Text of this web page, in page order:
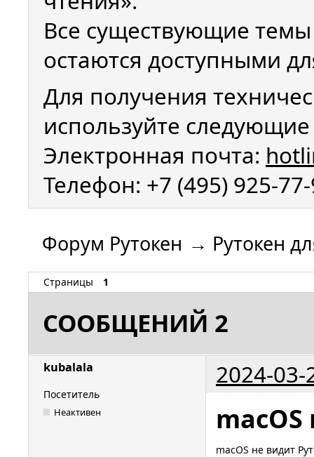
Все существующие
остаются доступными
Для получения
используйте
Электронная почта:
Телефон: +7 (495) 925-
Форум Рутокен → Рутокен
Страницы 1
СООБЩЕНИЙ 2
kubalala 2024-03-
Посетитель
Неактивен
macOS не видит